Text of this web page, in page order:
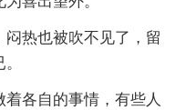
热也被吹不见了，留
各自的事情，有些人